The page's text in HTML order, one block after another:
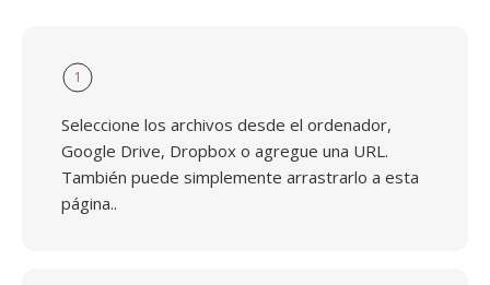
1
Seleccione los archivos desde el ordenador,
Google Drive, Dropbox o agregue una URL.
También puede simplemente arrastrarlo a esta
página..